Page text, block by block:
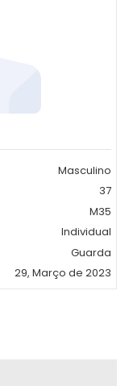
Masculino
37
M35
Individual
Guarda
29, Março de 2023